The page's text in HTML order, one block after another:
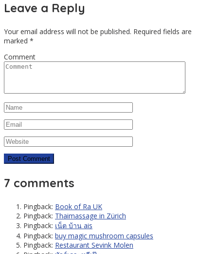
Leave a Reply
Your email address will not be published. Required fields are
marked *
Comment
7 comments
Pingback: Book of Ra UK
Pingback: Thaimassage in Zürich
Pingback: เน็ต บ้าน ais
Pingback: buy magic mushroom capsules
Pingback: Restaurant Sevink Molen